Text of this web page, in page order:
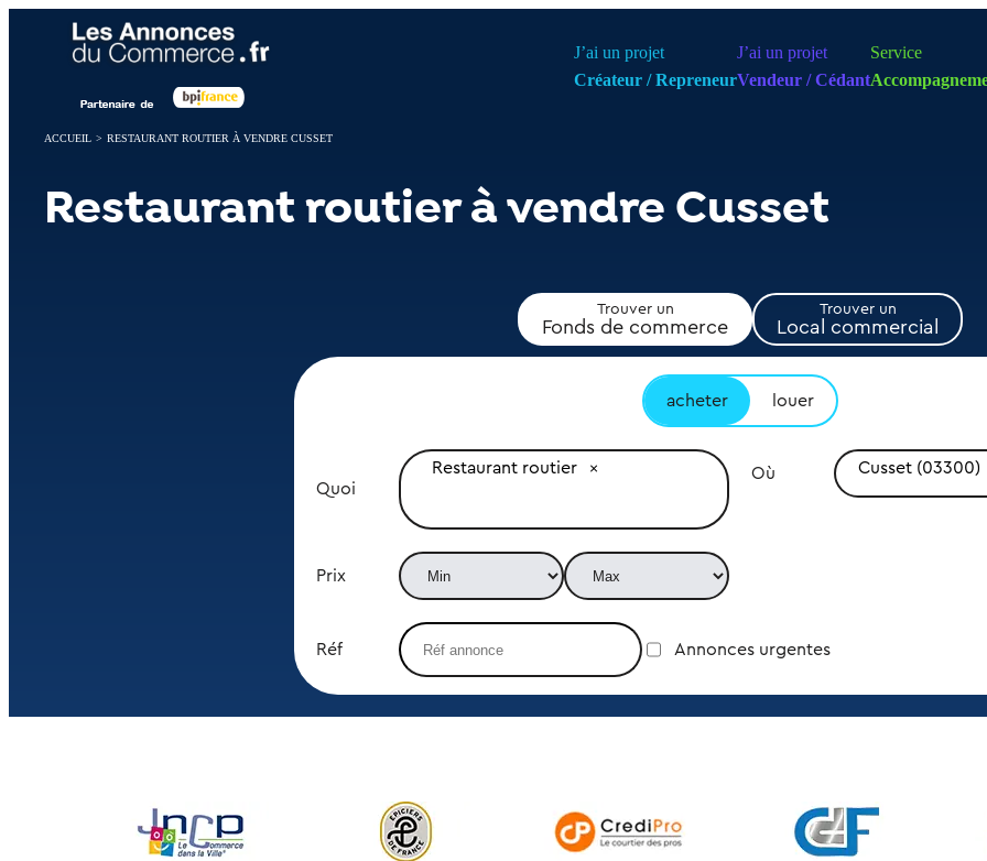
J’ai un projet
Créateur / Repreneur
J’ai un projet
Vendeur / Cédant
Service
ACCUEIL > RESTAURANT ROUTIER À VENDRE CUSSET
Restaurant routier à vendre Cusset
Trouver un
Fonds de commerce
Trouver un
Local commercial
acheter louer
Quoi
Restaurant routier Où Cusset (03300)
Prix
Réf Annonces urgentes
Panneau de gestion des cookies